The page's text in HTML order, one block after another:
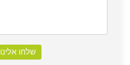
שלחו אלינו